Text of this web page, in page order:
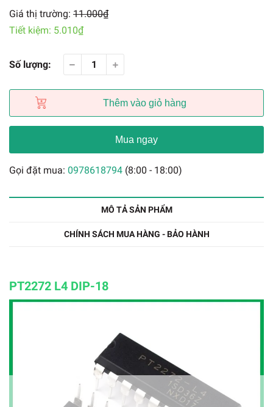
Giá thị trường: 11.000₫
Tiết kiệm: 5.010₫
Số lượng:
Thêm vào giỏ hàng
Mua ngay
Gọi đặt mua: 0978618794 (8:00 - 18:00)
MÔ TẢ SẢN PHẨM
CHÍNH SÁCH MUA HÀNG - BẢO HÀNH
PT2272 L4 DIP-18